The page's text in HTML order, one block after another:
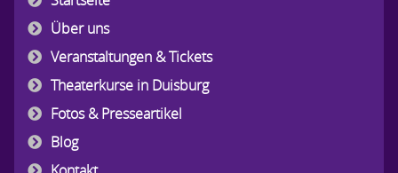
Über uns
Veranstaltungen & Tickets
Theaterkurse in Duisburg
Fotos & Presseartikel
Blog